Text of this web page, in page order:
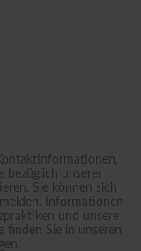
bezüglich unserer
Sie können sich
Informationen
und unsere
finden Sie in unseren
.